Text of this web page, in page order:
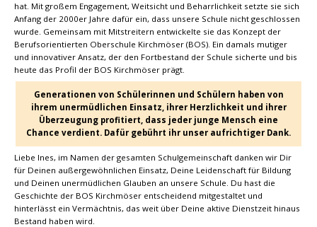
hat. Mit großem Engagement, Weitsicht und Beharrlichkeit setzte sie sich
Anfang der 2000er Jahre dafür ein, dass unsere Schule nicht geschlossen
wurde. Gemeinsam mit Mitstreitern entwickelte sie das Konzept der
Berufsorientierten Oberschule Kirchmöser (BOS). Ein damals mutiger
und innovativer Ansatz, der den Fortbestand der Schule sicherte und bis
heute das Profil der BOS Kirchmöser prägt.
Generationen von Schülerinnen und Schülern haben von
ihrem unermüdlichen Einsatz, ihrer Herzlichkeit und ihrer
Überzeugung profitiert, dass jeder junge Mensch eine
Chance verdient. Dafür gebührt ihr unser aufrichtiger Dank.
Liebe Ines, im Namen der gesamten Schulgemeinschaft danken wir Dir
für Deinen außergewöhnlichen Einsatz, Deine Leidenschaft für Bildung
und Deinen unermüdlichen Glauben an unsere Schule. Du hast die
Geschichte der BOS Kirchmöser entscheidend mitgestaltet und
hinterlässt ein Vermächtnis, das weit über Deine aktive Dienstzeit hinaus
Bestand haben wird.